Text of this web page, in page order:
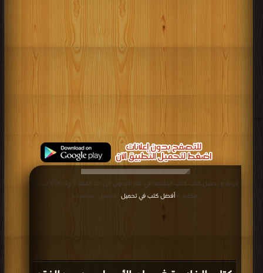
قراءة و تحميل كتاب كتاب الخلاصة في علم الأصول من حد الفقه / ج4 PDF مجانا |
مكتبة >أفضل كتب في تحميل | التحميل : مرة/مرات